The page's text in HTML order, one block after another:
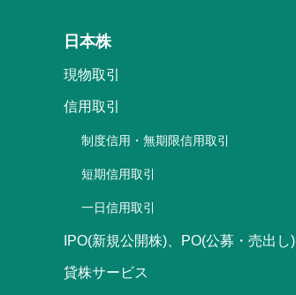
日本株
現物取引
信用取引
制度信用・無期限信用取引
短期信用取引
一日信用取引
IPO(新規公開株)、PO(公募・売出し)
貸株サービス